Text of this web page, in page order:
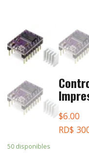
$6.00
RD$
50 disponibles